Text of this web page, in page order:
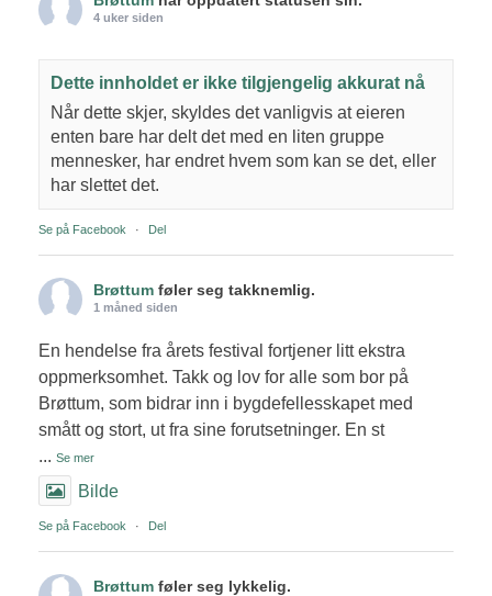
4 uker siden
Dette innholdet er ikke tilgjengelig akkurat nå
Når dette skjer, skyldes det vanligvis at eieren
enten bare har delt det med en liten gruppe
mennesker, har endret hvem som kan se det, eller
har slettet det.
Se på Facebook · Del
Brøttum føler seg takknemlig.
1 måned siden
En hendelse fra årets festival fortjener litt ekstra
oppmerksomhet. Takk og lov for alle som bor på
Brøttum, som bidrar inn i bygdefellesskapet med
smått og stort, ut fra sine forutsetninger. En st
... Se mer
Bilde
Se på Facebook · Del
Brøttum føler seg lykkelig.